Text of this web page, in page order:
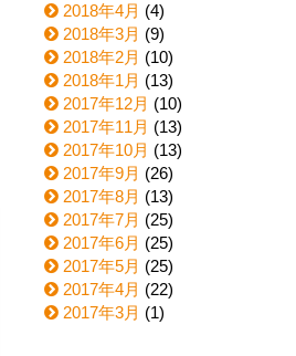
2018年4月 (4)
2018年3月 (9)
2018年2月 (10)
2018年1月 (13)
2017年12月 (10)
2017年11月 (13)
2017年10月 (13)
2017年9月 (26)
2017年8月 (13)
2017年7月 (25)
2017年6月 (25)
2017年5月 (25)
2017年4月 (22)
2017年3月 (1)